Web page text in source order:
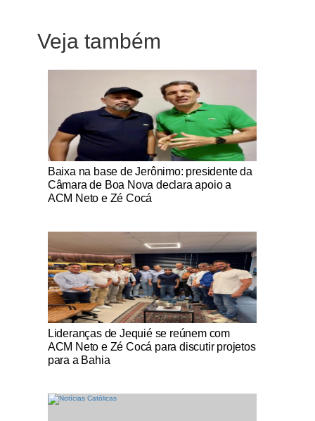
Veja também
Notícias Católicas
Baixa na base de Jerônimo: presidente da
Câmara de Boa Nova declara apoio a
ACM Neto e Zé Cocá
Notícias Católicas
Lideranças de Jequié se reúnem com
ACM Neto e Zé Cocá para discutir projetos
para a Bahia